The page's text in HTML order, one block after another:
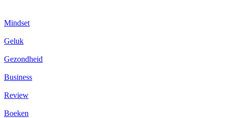
Mindset
Geluk
Gezondheid
Business
Review
Boeken